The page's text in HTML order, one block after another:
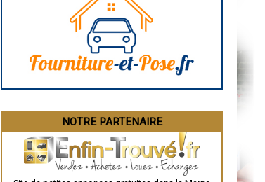
Brive-la-Gaillarde
Guéret
Besançon
Évreux
Chartres
Nîmes
NOTRE PARTENAIRE